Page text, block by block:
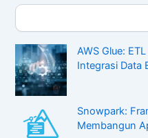
AWS Glue:
Integrasi Data
Snowpark:
Membangun